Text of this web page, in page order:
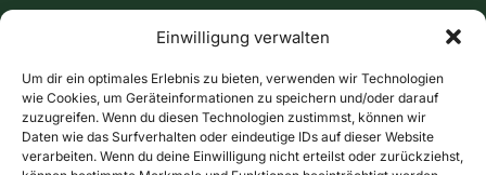
Einwilligung verwalten
Um dir ein optimales Erlebnis zu bieten, verwenden wir Technologien
wie Cookies, um Geräteinformationen zu speichern und/oder darauf
zuzugreifen. Wenn du diesen Technologien zustimmst, können wir
Daten wie das Surfverhalten oder eindeutige IDs auf dieser Website
verarbeiten. Wenn du deine Einwilligung nicht erteilst oder zurückziehst,
Schnappsbrenn-Kurs
Aktionstage
KONTAKT & INFORMATIONEN
Kontaktformular
Öffnungszeiten
Anfahrt & Karte